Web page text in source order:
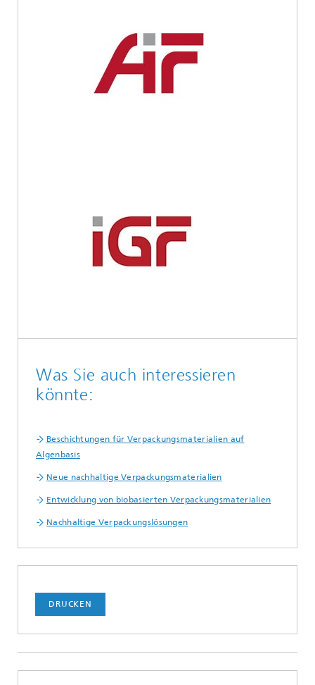
Was Sie auch interessieren
könnte:
Beschichtungen für Verpackungsmaterialien auf
Algenbasis
Neue nachhaltige Verpackungsmaterialien
Entwicklung von biobasierten Verpackungsmaterialien
Nachhaltige Verpackungslösungen
DRUCKEN